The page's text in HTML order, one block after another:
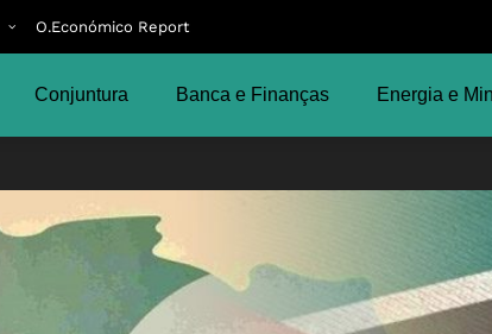
O.Económico Report
Conjuntura Banca e Finanças Energia e